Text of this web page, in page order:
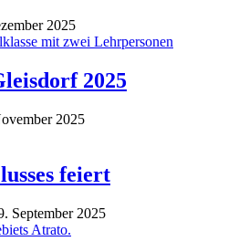
2025
2025
2025
feiert
September 2025